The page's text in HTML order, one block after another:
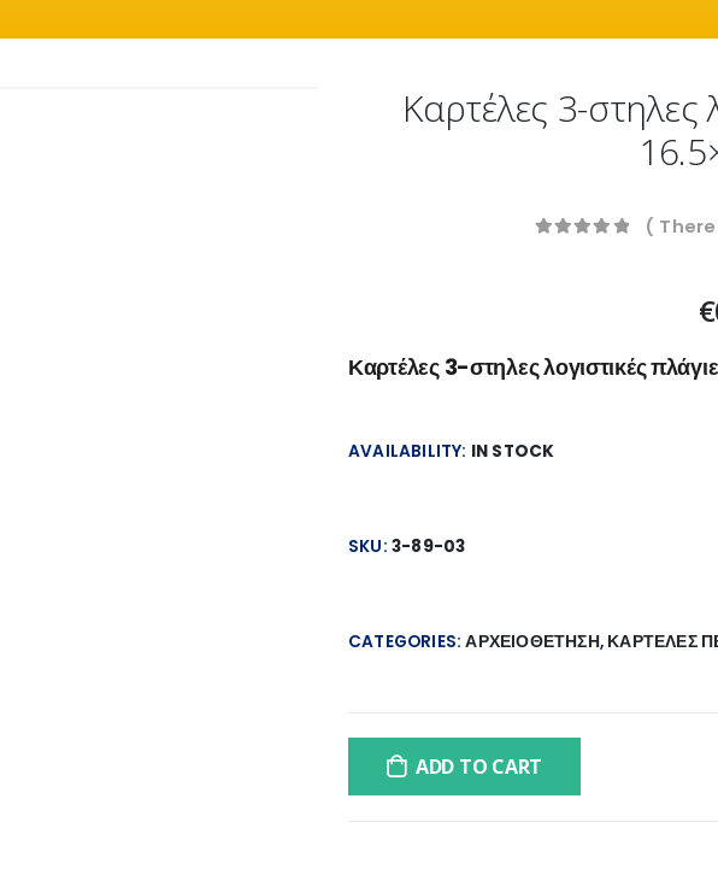
Καρτέλες 3-στηλες
(
€
Καρτέλες 3-στηλες λογιστικές
AVAILABILITY: IN STOCK
SKU: 3-89-03
CATEGORIES:ΑΡΧΕΙΟΘΕΤΗΣΗ, ΚΑΡΤΕΛΕΣ
ADD TO CART